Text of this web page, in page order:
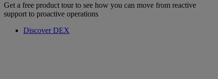
Get a free product tour to see how you can move from reactive
support to proactive operations
Discover DEX